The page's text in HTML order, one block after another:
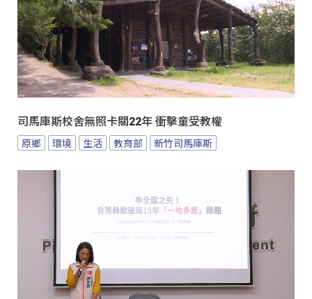
司馬庫斯校舍無照卡關22年 衝擊童受教權
原鄉 環境 生活 教育部 新竹司馬庫斯